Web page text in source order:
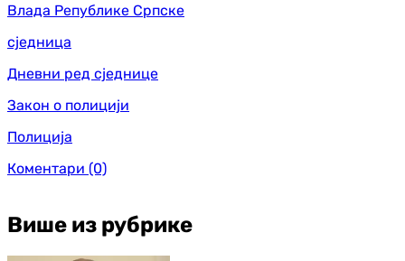
Влада Републике Српске
сједница
Дневни ред сједнице
Закон о полицији
Полиција
Коментари (0)
Више из рубрике